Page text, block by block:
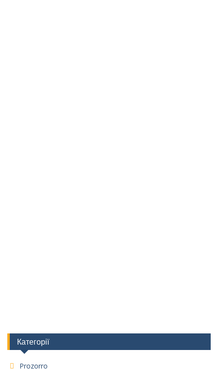
Категорії
Prozorro